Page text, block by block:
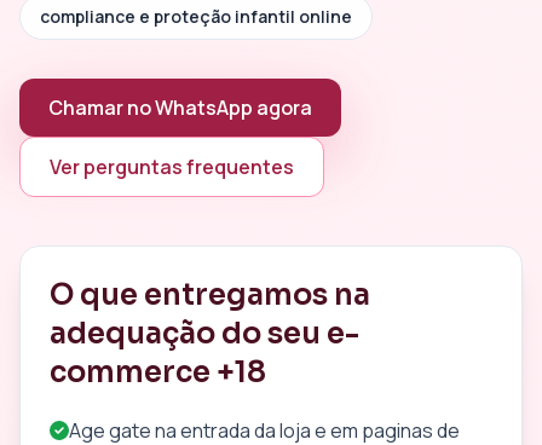
compliance e proteção infantil online
Chamar no WhatsApp agora
Ver perguntas frequentes
O que entregamos na
adequação do seu e-
commerce +18
Age gate na entrada da loja e em paginas de